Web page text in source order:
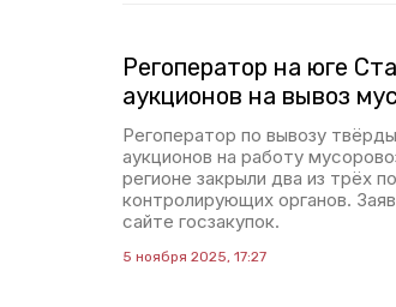
Регоператор на юге
аукционов на вывоз
Регоператор по вывозу
аукционов на работу
регионе закрыли два из трёх
контролирующих органов.
сайте госзакупок.
5 ноября 2025, 17:27